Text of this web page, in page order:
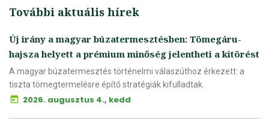
További aktuális hírek
Új irány a magyar búzatermesztésben: Tömegáru-
hajsza helyett a prémium minőség jelentheti a kitörést
A magyar búzatermesztés történelmi válaszúthoz érkezett: a
tiszta tömegtermelésre építő stratégiák kifulladtak.
2026. augusztus 4., kedd